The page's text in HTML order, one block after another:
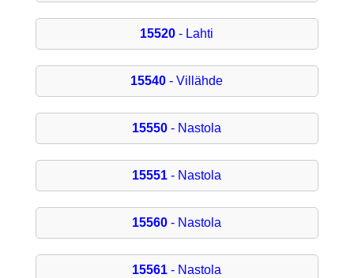
15520 - Lahti
15540 - Villähde
15550 - Nastola
15551 - Nastola
15560 - Nastola
15561 - Nastola